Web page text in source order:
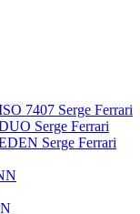
7407 Serge Ferrari
Serge Ferrari
Serge Ferrari